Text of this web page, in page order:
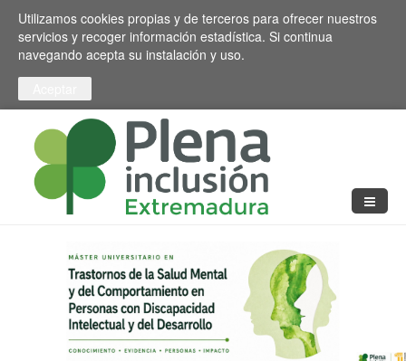
Pasar al contenido principal
Toggle high contrast
Utilizamos cookies propias y de terceros para ofrecer nuestros
servicios y recoger información estadística. Si continua
navegando acepta su instalación y uso.